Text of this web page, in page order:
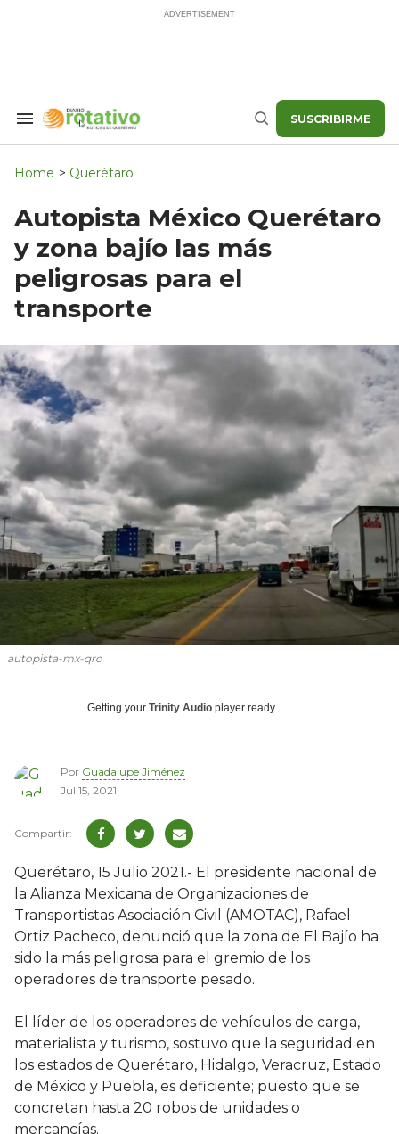
Search
Navigation
Buscar SUSCRIBIRME
Home > Querétaro
Autopista México Querétaro
y zona bajío las más
peligrosas para el
transporte
autopista-mx-qro
Getting your Trinity Audio player ready...
Por Guadalupe Jiménez
Jul 15, 2021
Querétaro, 15 Julio 2021.- El presidente nacional de
la Alianza Mexicana de Organizaciones de
Transportistas Asociación Civil (AMOTAC), Rafael
Ortiz Pacheco, denunció que la zona de El Bajío ha
sido la más peligrosa para el gremio de los
operadores de transporte pesado.
El líder de los operadores de vehículos de carga,
materialista y turismo, sostuvo que la seguridad en
los estados de Querétaro, Hidalgo, Veracruz, Estado
de México y Puebla, es deficiente; puesto que se
concretan hasta 20 robos de unidades o
mercancías.